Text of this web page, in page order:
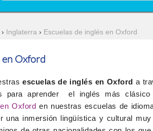
Inglaterra › Escuelas de inglés en Oxford
en Oxford
escuelas de inglés en Oxford a
para aprender el inglés más clásico
Oxford en nuestras escuelas de
una inmersión lingüística y cultural